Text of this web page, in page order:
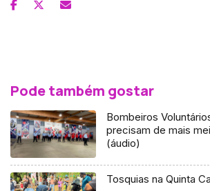
Pode também gostar
Bombeiros
precisam de mais
(áudio)
Tosquias na Quinta